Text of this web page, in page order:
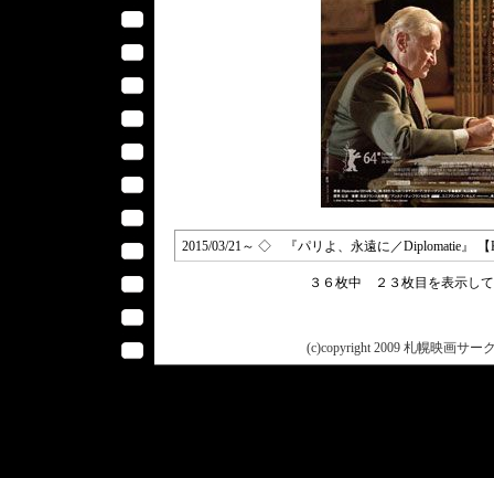
2015/03/21～ ◇ 『パリよ、永遠に／Diplomatie』 【
３６枚中 ２３枚目を表示し
(c)copyright 2009 札幌映画サー